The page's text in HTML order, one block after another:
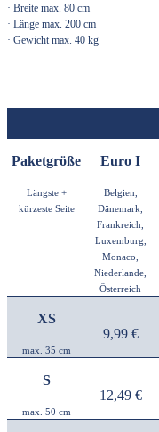
· Breite max. 80 cm
· Länge max. 200 cm
· Gewicht max. 40 kg
Paketgröße Euro I
Längste +
kürzeste Seite
Belgien,
Dänemark,
Frankreich,
Luxemburg,
Monaco,
Niederlande,
Österreich
XS
9,99 €
max. 35 cm
S
12,49 €
max. 50 cm